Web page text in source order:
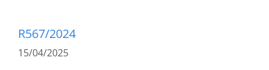
R567/2024
15/04/2025